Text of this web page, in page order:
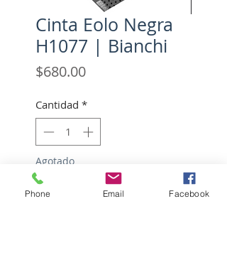
Cinta Eolo Negra
H1077 | Bianchi
$680.00Precio
Cantidad *
Agotado
Notificar al estar disponible
Phone Email Facebook